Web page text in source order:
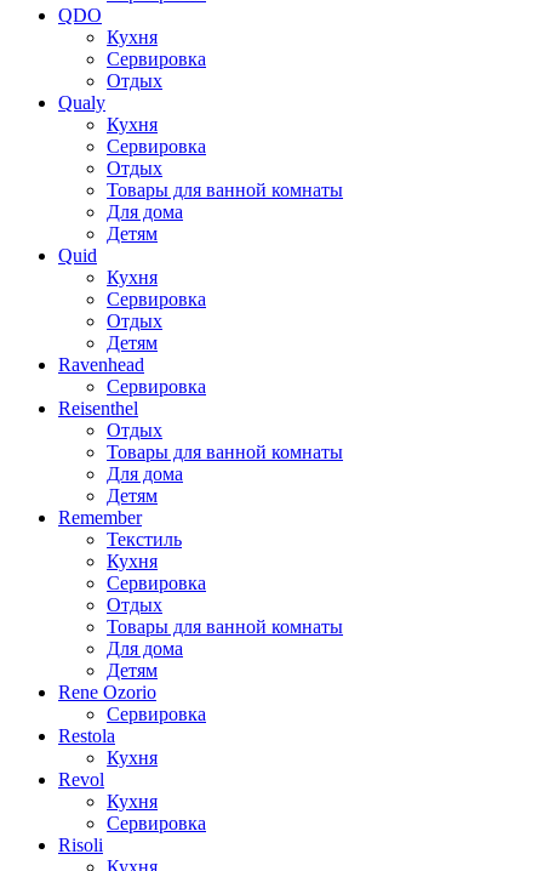
QDO
Кухня
Сервировка
Отдых
Qualy
Кухня
Сервировка
Отдых
Товары для ванной комнаты
Для дома
Детям
Quid
Кухня
Сервировка
Отдых
Детям
Ravenhead
Сервировка
Reisenthel
Отдых
Товары для ванной комнаты
Для дома
Детям
Remember
Текстиль
Кухня
Сервировка
Отдых
Товары для ванной комнаты
Для дома
Детям
Rene Ozorio
Сервировка
Restola
Кухня
Revol
Кухня
Сервировка
Risoli